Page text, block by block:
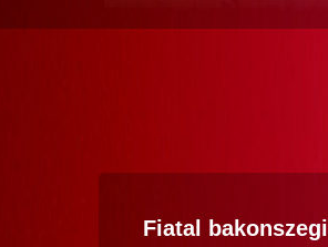
Fiatal bakonszegi